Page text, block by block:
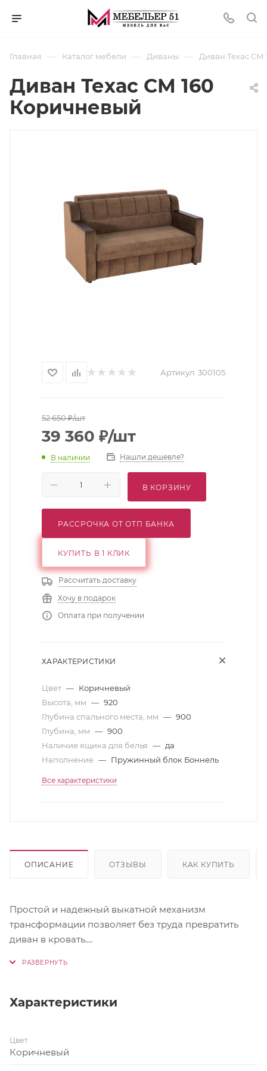
Главная — Каталог мебели — Диваны — Диван Техас СМ
Диван Техас СМ 160
Коричневый
Артикул: 300105
52 650₽/шт
39 360 ₽/шт
В наличии Нашли дешевле?
В КОРЗИНУ
РАССРОЧКА ОТ ОТП БАНКА
КУПИТЬ В 1 КЛИК
Рассчитать доставку
Хочу в подарок
Оплата при получении
ХАРАКТЕРИСТИКИ
Цвет — Коричневый
Высота, мм — 920
Глубина спального места, мм — 900
Глубина, мм — 900
Наличие ящика для белья — да
Наполнение — Пружинный блок Боннель
Все характеристики
ОПИСАНИЕ ОТЗЫВЫ КАК КУПИТЬ
Простой и надежный выкатной механизм
трансформации позволяет без труда превратить
диван в кровать.
Габариты (ШхГхВ): 1800х900х920 мм
Характеристики
Цвет
Коричневый